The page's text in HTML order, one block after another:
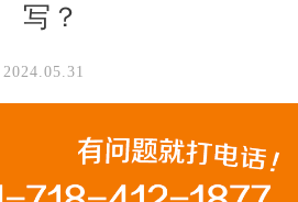
写？
2024.05.31